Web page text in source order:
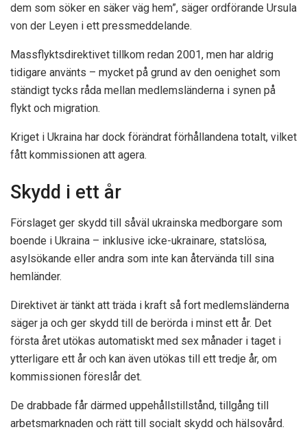
dem som söker en säker väg hem”, säger ordförande Ursula
von der Leyen i ett pressmeddelande.
Massflyktsdirektivet tillkom redan 2001, men har aldrig
tidigare använts – mycket på grund av den oenighet som
ständigt tycks råda mellan medlemsländerna i synen på
flykt och migration.
Kriget i Ukraina har dock förändrat förhållandena totalt, vilket
fått kommissionen att agera.
Skydd i ett år
Förslaget ger skydd till såväl ukrainska medborgare som
boende i Ukraina – inklusive icke-ukrainare, statslösa,
asylsökande eller andra som inte kan återvända till sina
hemländer.
Direktivet är tänkt att träda i kraft så fort medlemsländerna
säger ja och ger skydd till de berörda i minst ett år. Det
första året utökas automatiskt med sex månader i taget i
ytterligare ett år och kan även utökas till ett tredje år, om
kommissionen föreslår det.
De drabbade får därmed uppehållstillstånd, tillgång till
arbetsmarknaden och rätt till socialt skydd och hälsovård.